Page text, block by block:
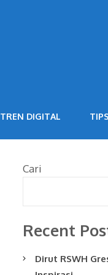
TREN DIGITAL
Cari
Recent
Dirut RSWH